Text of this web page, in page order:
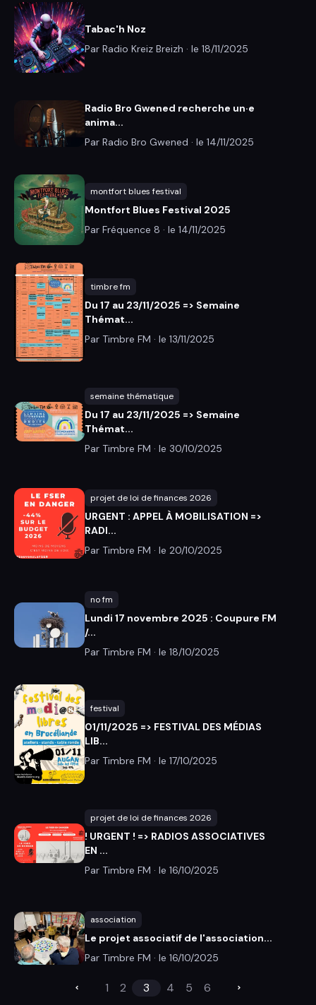
Tabac'h Noz
Par Radio Kreiz Breizh · le 18/11/2025
Radio Bro Gwened recherche un·e
anima...
Par Radio Bro Gwened · le 14/11/2025
montfort blues festival
Montfort Blues Festival 2025
Par Fréquence 8 · le 14/11/2025
timbre fm
Du 17 au 23/11/2025 => Semaine
Thémat...
Par Timbre FM · le 13/11/2025
semaine thématique
Du 17 au 23/11/2025 => Semaine
Thémat...
Par Timbre FM · le 30/10/2025
projet de loi de finances 2026
URGENT : APPEL À MOBILISATION =>
RADI...
Par Timbre FM · le 20/10/2025
no fm
Lundi 17 novembre 2025 : Coupure FM
/...
Par Timbre FM · le 18/10/2025
festival
01/11/2025 => FESTIVAL DES MÉDIAS
LIB...
Par Timbre FM · le 17/10/2025
projet de loi de finances 2026
! URGENT ! => RADIOS ASSOCIATIVES
EN ...
Par Timbre FM · le 16/10/2025
association
Le projet associatif de l'association...
Par Timbre FM · le 16/10/2025
1 2 3 4 5 6